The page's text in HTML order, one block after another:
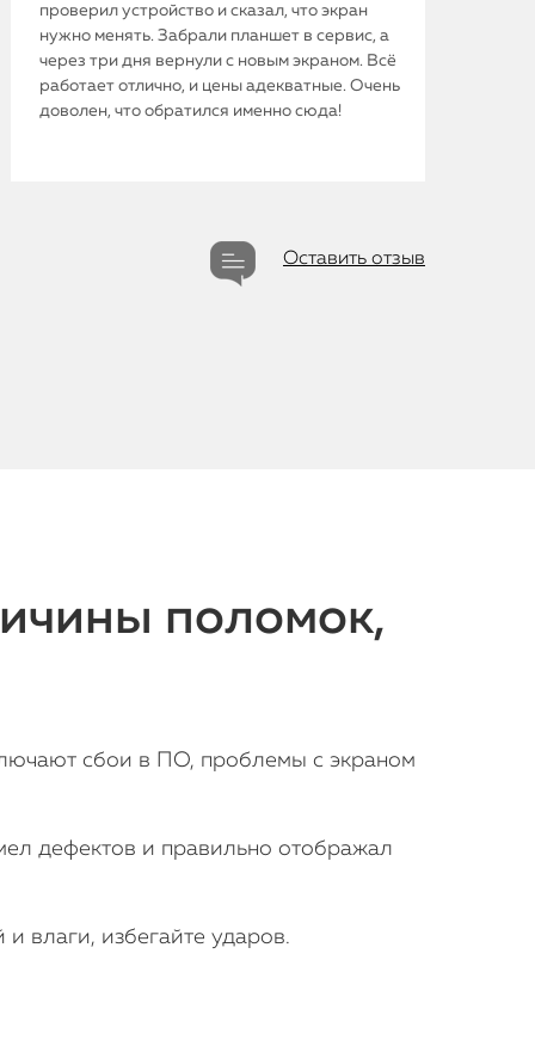
iPhone
MacBook
проверил устройство и сказал, что экран
нужно менять. Забрали планшет в сервис, а
через три дня вернули с новым экраном. Всё
работает отлично, и цены адекватные. Очень
доволен, что обратился именно сюда!
Оставить отзыв
поломок,
сбои в ПО, проблемы с экраном
дефектов и правильно отображал
влаги, избегайте ударов.